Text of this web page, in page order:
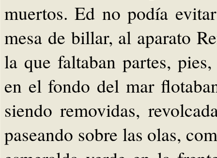
muertos. Ed no podía
mesa de billar, al aparato
la que faltaban partes,
en el fondo del mar
siendo removidas,
paseando sobre las olas,